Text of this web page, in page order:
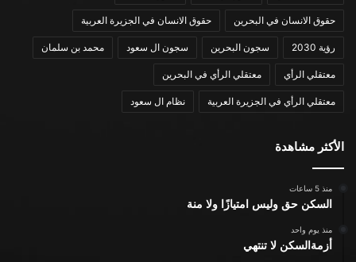
حقوق الانسان في البحرين حقوق الانسان في الجزيرة العربية
رؤية 2030 سجون البحرين سجون ال سعود محمد بن سلمان
معتقلي الرأي معتقلي الرأي في البحرين
معتقلي الرأي في الجزيرة العربية نظام ال سعود
الأكثر مشاهدة
منذ 5 ساعات
السكن حق وليس امتيازًا ولا منة
منذ يوم واحد
أزمةالسكن لا تنتهي